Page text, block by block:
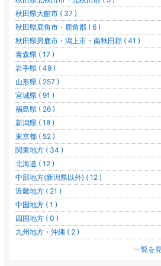
秋田県大館市 ( 37 )
秋田県鹿角市・鹿角郡 ( 6 )
秋田県男鹿市・潟上市・南秋田郡 ( 41 )
青森県 ( 17 )
岩手県 ( 49 )
山形県 ( 257 )
宮城県 ( 91 )
福島県 ( 26 )
新潟県 ( 18 )
東京都 ( 52 )
関東地方 ( 34 )
北海道 ( 12 )
中部地方(新潟県以外) ( 12 )
近畿地方 ( 21 )
中国地方 ( 1 )
四国地方 ( 0 )
九州地方・沖縄 ( 2 )
一覧を